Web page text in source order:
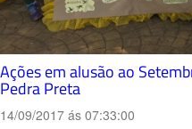
Ações em alusão ao
Pedra Preta
14/09/2017 ás 07:33:00